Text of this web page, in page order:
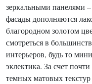
зеркальными панелями
фасады дополняются
благородном золотом
смотреться в
интерьеров, будь то
эклектика. За счет
темных матовых